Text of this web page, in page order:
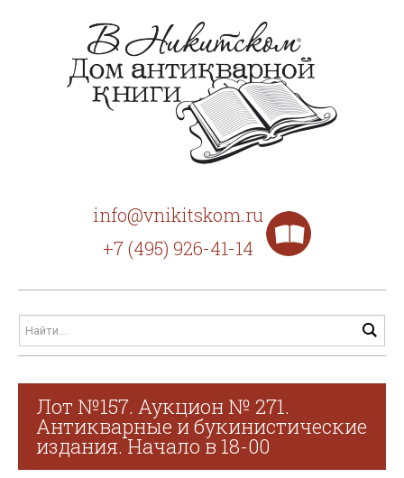
info@vnikitskom.ru
+7 (495) 926-41-14
Лот №157. Аукцион № 271.
Антикварные и букинистические
издания. Начало в 18-00